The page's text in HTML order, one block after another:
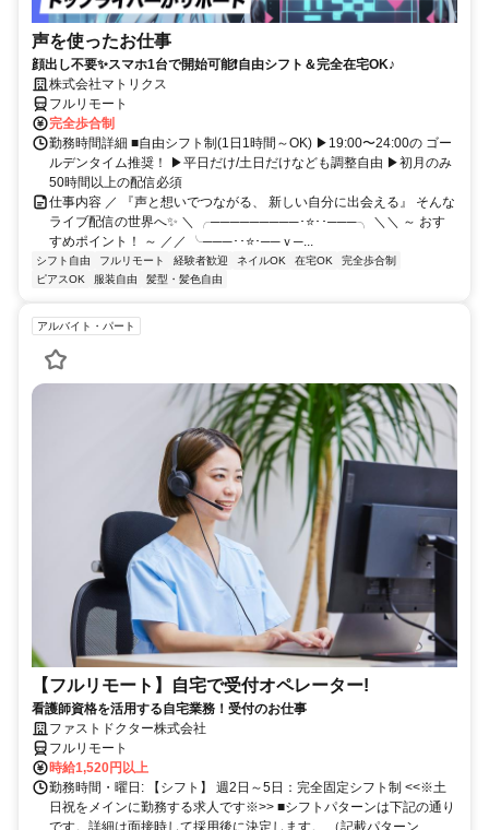
声を使ったお仕事
顔出し不要✨スマホ1台で開始可能❗自由シフト＆完全在宅OK♪
株式会社マトリクス
フルリモート
完全歩合制
勤務時間詳細 ■自由シフト制(1日1時間～OK) ▶19:00〜24:00の ゴー
ルデンタイム推奨！ ▶平日だけ/土日だけなども調整自由 ▶初月のみ
50時間以上の配信必須
仕事内容 ／ 『声と想いでつながる、 新しい自分に出会える』 そんな
ライブ配信の世界へ✨ ＼ ╭─────────･⭐･･───╮ ＼＼ ～ おす
すめポイント！ ～ ／／ ╰───･･⭐･──ｖ─...
シフト自由 フルリモート 経験者歓迎 ネイルOK 在宅OK
完全歩合制
ピアスOK
服装自由 髪型・髪色自由
アルバイト・パート
【フルリモート】自宅で受付オペレーター!
看護師資格を活用する自宅業務！受付のお仕事
ファストドクター株式会社
フルリモート
時給1,520円以上
勤務時間・曜日: 【シフト】 週2日～5日：完全固定シフト制 <<※土
日祝をメインに勤務する求人です※>> ■シフトパターンは下記の通り